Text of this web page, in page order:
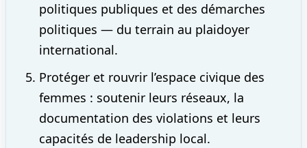
politiques publiques et des démarches
politiques — du terrain au plaidoyer
international.
Protéger et rouvrir l’espace civique des
femmes : soutenir leurs réseaux, la
documentation des violations et leurs
capacités de leadership local.